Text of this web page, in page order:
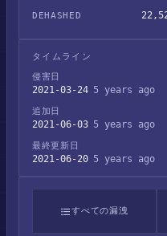
DEHASHED
タイムライン
侵害日
2021-03-24 5 years ago
追加日
2021-06-03 5 years ago
最終更新日
2021-06-20 5 years ago
すべての漏洩